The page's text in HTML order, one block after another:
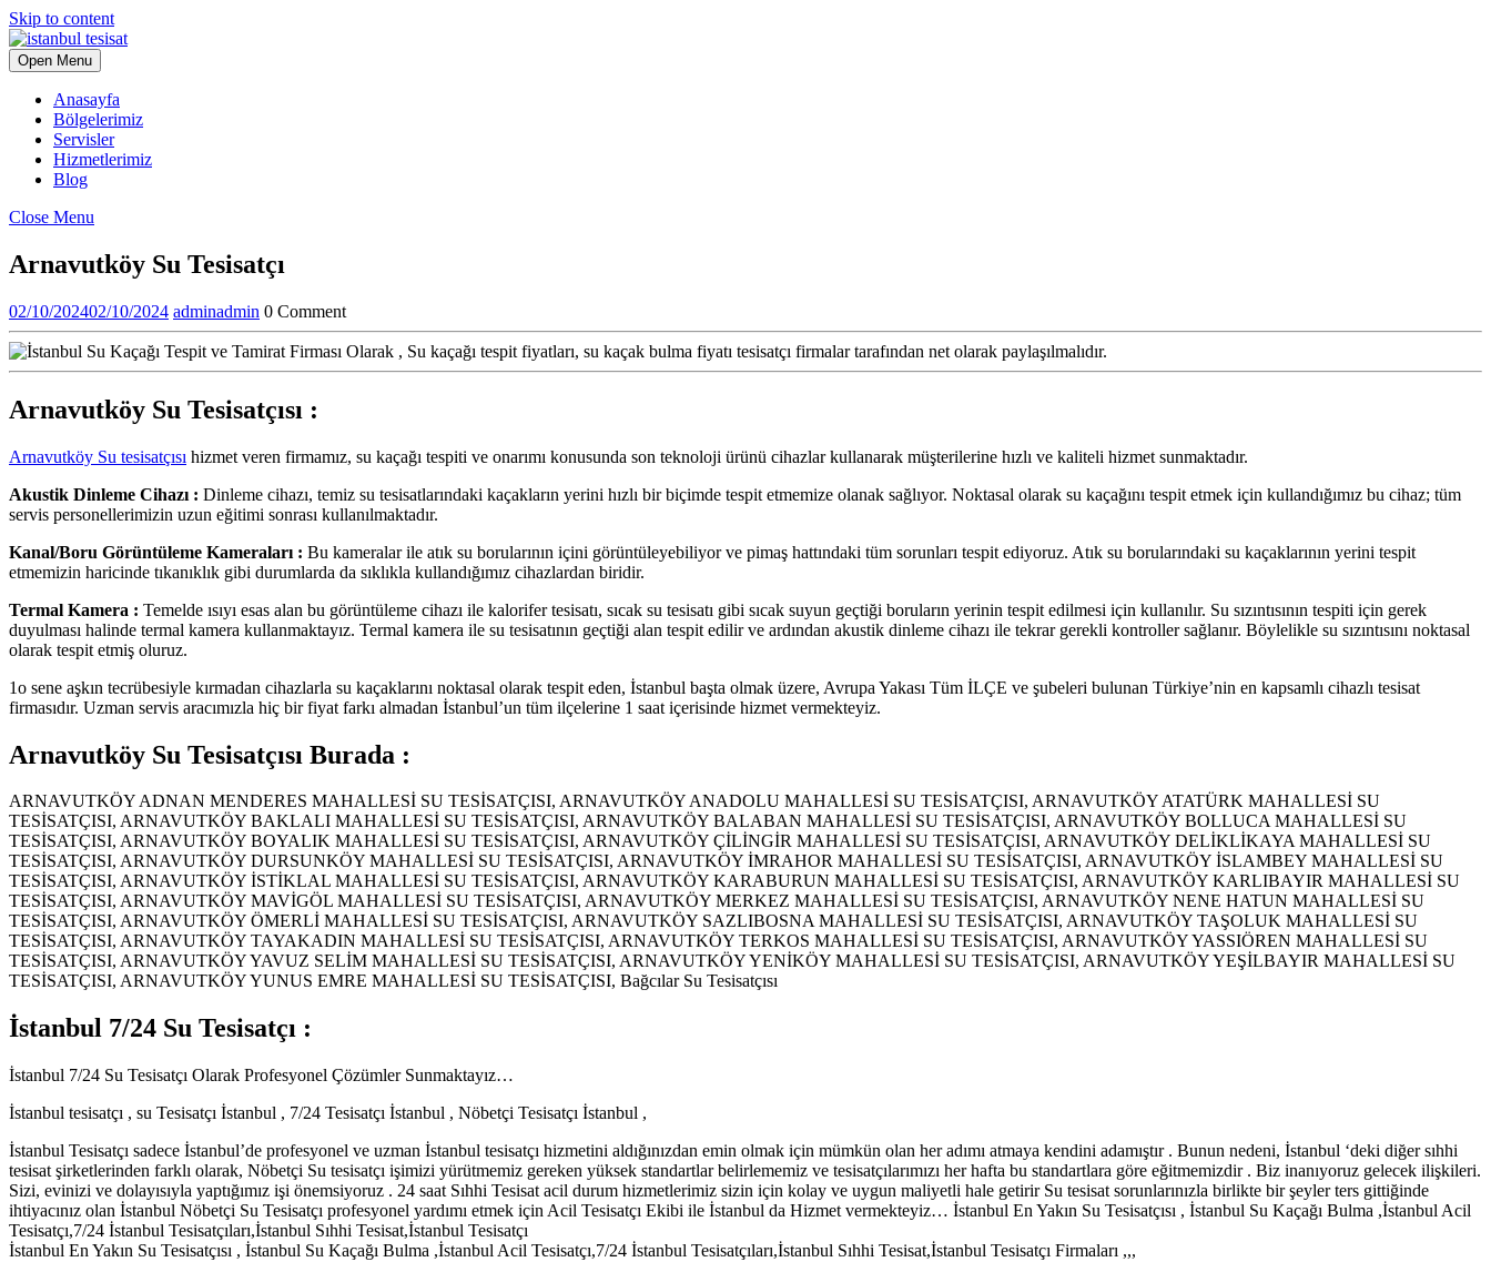
Skip to content
Open Menu
Anasayfa
Bölgelerimiz
Servisler
Hizmetlerimiz
Blog
Close Menu
Arnavutköy Su Tesisatçı
02/10/202402/10/2024 adminadmin 0 Comment
Arnavutköy Su Tesisatçısı :
Arnavutköy Su tesisatçısı hizmet veren firmamız, su kaçağı tespiti ve onarımı konusunda son teknoloji ürünü cihazlar kullanarak müşterilerine hızlı ve kaliteli hizmet sunmaktadır.
Akustik Dinleme Cihazı : Dinleme cihazı, temiz su tesisatlarındaki kaçakların yerini hızlı bir biçimde tespit etmemize olanak sağlıyor. Noktasal olarak su kaçağını tespit etmek için kullandığımız bu cihaz; tüm
servis personellerimizin uzun eğitimi sonrası kullanılmaktadır.
Kanal/Boru Görüntüleme Kameraları : Bu kameralar ile atık su borularının içini görüntüleyebiliyor ve pimaş hattındaki tüm sorunları tespit ediyoruz. Atık su borularındaki su kaçaklarının yerini tespit
etmemizin haricinde tıkanıklık gibi durumlarda da sıklıkla kullandığımız cihazlardan biridir.
Termal Kamera : Temelde ısıyı esas alan bu görüntüleme cihazı ile kalorifer tesisatı, sıcak su tesisatı gibi sıcak suyun geçtiği boruların yerinin tespit edilmesi için kullanılır. Su sızıntısının tespiti için gerek
duyulması halinde termal kamera kullanmaktayız. Termal kamera ile su tesisatının geçtiği alan tespit edilir ve ardından akustik dinleme cihazı ile tekrar gerekli kontroller sağlanır. Böylelikle su sızıntısını noktasal
olarak tespit etmiş oluruz.
1o sene aşkın tecrübesiyle kırmadan cihazlarla su kaçaklarını noktasal olarak tespit eden, İstanbul başta olmak üzere, Avrupa Yakası Tüm İLÇE ve şubeleri bulunan Türkiye’nin en kapsamlı cihazlı tesisat
firmasıdır. Uzman servis aracımızla hiç bir fiyat farkı almadan İstanbul’un tüm ilçelerine 1 saat içerisinde hizmet vermekteyiz.
Arnavutköy Su Tesisatçısı Burada :
ARNAVUTKÖY ADNAN MENDERES MAHALLESİ SU TESİSATÇISI, ARNAVUTKÖY ANADOLU MAHALLESİ SU TESİSATÇISI, ARNAVUTKÖY ATATÜRK MAHALLESİ SU
TESİSATÇISI, ARNAVUTKÖY BAKLALI MAHALLESİ SU TESİSATÇISI, ARNAVUTKÖY BALABAN MAHALLESİ SU TESİSATÇISI, ARNAVUTKÖY BOLLUCA MAHALLESİ SU
TESİSATÇISI, ARNAVUTKÖY BOYALIK MAHALLESİ SU TESİSATÇISI, ARNAVUTKÖY ÇİLİNGİR MAHALLESİ SU TESİSATÇISI, ARNAVUTKÖY DELİKLİKAYA MAHALLESİ SU
TESİSATÇISI, ARNAVUTKÖY DURSUNKÖY MAHALLESİ SU TESİSATÇISI, ARNAVUTKÖY İMRAHOR MAHALLESİ SU TESİSATÇISI, ARNAVUTKÖY İSLAMBEY MAHALLESİ SU
TESİSATÇISI, ARNAVUTKÖY İSTİKLAL MAHALLESİ SU TESİSATÇISI, ARNAVUTKÖY KARABURUN MAHALLESİ SU TESİSATÇISI, ARNAVUTKÖY KARLIBAYIR MAHALLESİ SU
TESİSATÇISI, ARNAVUTKÖY MAVİGÖL MAHALLESİ SU TESİSATÇISI, ARNAVUTKÖY MERKEZ MAHALLESİ SU TESİSATÇISI, ARNAVUTKÖY NENE HATUN MAHALLESİ SU
TESİSATÇISI, ARNAVUTKÖY ÖMERLİ MAHALLESİ SU TESİSATÇISI, ARNAVUTKÖY SAZLIBOSNA MAHALLESİ SU TESİSATÇISI, ARNAVUTKÖY TAŞOLUK MAHALLESİ SU
TESİSATÇISI, ARNAVUTKÖY TAYAKADIN MAHALLESİ SU TESİSATÇISI, ARNAVUTKÖY TERKOS MAHALLESİ SU TESİSATÇISI, ARNAVUTKÖY YASSIÖREN MAHALLESİ SU
TESİSATÇISI, ARNAVUTKÖY YAVUZ SELİM MAHALLESİ SU TESİSATÇISI, ARNAVUTKÖY YENİKÖY MAHALLESİ SU TESİSATÇISI, ARNAVUTKÖY YEŞİLBAYIR MAHALLESİ SU
TESİSATÇISI, ARNAVUTKÖY YUNUS EMRE MAHALLESİ SU TESİSATÇISI, Bağcılar Su Tesisatçısı
İstanbul 7/24 Su Tesisatçı :
İstanbul 7/24 Su Tesisatçı Olarak Profesyonel Çözümler Sunmaktayız…
İstanbul tesisatçı , su Tesisatçı İstanbul , 7/24 Tesisatçı İstanbul , Nöbetçi Tesisatçı İstanbul ,
İstanbul Tesisatçı sadece İstanbul’de profesyonel ve uzman İstanbul tesisatçı hizmetini aldığınızdan emin olmak için mümkün olan her adımı atmaya kendini adamıştır . Bunun nedeni, İstanbul ‘deki diğer sıhhi
tesisat şirketlerinden farklı olarak, Nöbetçi Su tesisatçı işimizi yürütmemiz gereken yüksek standartlar belirlememiz ve tesisatçılarımızı her hafta bu standartlara göre eğitmemizdir . Biz inanıyoruz gelecek ilişkileri.
Sizi, evinizi ve dolayısıyla yaptığımız işi önemsiyoruz . 24 saat Sıhhi Tesisat acil durum hizmetlerimiz sizin için kolay ve uygun maliyetli hale getirir Su tesisat sorunlarınızla birlikte bir şeyler ters gittiğinde
ihtiyacınız olan İstanbul Nöbetçi Su Tesisatçı profesyonel yardımı etmek için Acil Tesisatçı Ekibi ile İstanbul da Hizmet vermekteyiz… İstanbul En Yakın Su Tesisatçısı , İstanbul Su Kaçağı Bulma ,İstanbul Acil
Tesisatçı,7/24 İstanbul Tesisatçıları,İstanbul Sıhhi Tesisat,İstanbul Tesisatçı
İstanbul En Yakın Su Tesisatçısı , İstanbul Su Kaçağı Bulma ,İstanbul Acil Tesisatçı,7/24 İstanbul Tesisatçıları,İstanbul Sıhhi Tesisat,İstanbul Tesisatçı Firmaları ,,,